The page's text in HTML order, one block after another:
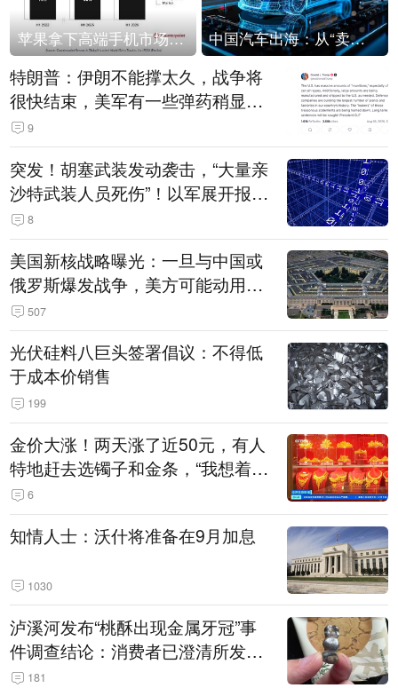
苹果拿下高端手机市场65%的份额：iPhone 17系列功不可没 中国汽车出海：从“卖出去”到“走进去”
特朗普：伊朗不能撑太久，战争将
很快结束，美军有一些弹药稍显紧
张！伊朗公布拟议的海峡管理文本
9
突发！胡塞武装发动袭击，“大量亲
沙特武装人员死伤”！以军展开报复
性空袭
8
美国新核战略曝光：一旦与中国或
俄罗斯爆发战争，美方可能动用战
术核武器
507
光伏硅料八巨头签署倡议：不得低
于成本价销售
199
金价大涨！两天涨了近50元，有人
特地赶去选镯子和金条，“我想着买
起来可以保值，小批量进一些货”
6
知情人士：沃什将准备在9月加息
1030
泸溪河发布“桃酥出现金属牙冠”事
件调查结论：消费者已澄清所发视
频情况不属实
181